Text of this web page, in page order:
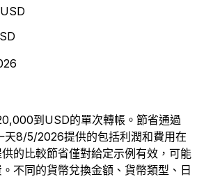
到USD的單次轉帳。節省通過
天8/5/2026提供的包括利潤和費用在
的比較節省僅對給定示例有效，可能
不同的貨幣兌換金額、貨幣類型、日